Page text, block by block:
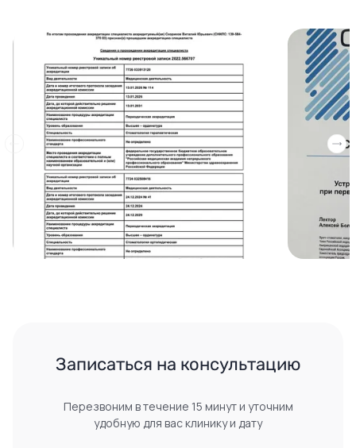
Записаться на консультацию
Перезвоним в течение 15 минут и уточним
удобную для вас клинику и дату